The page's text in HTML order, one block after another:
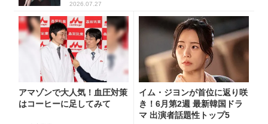
2026.07.27
アマゾンで大人気！血圧対策
はコーヒーに足してみて
イム・ジヨンが首位に返り咲
き！6月第2週 最新韓国ドラ
マ 出演者話題性トップ5